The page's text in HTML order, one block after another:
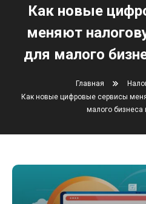
Как новые
меняют
для малого
Главная
Как новые цифровые сервисы
малого бизнеса